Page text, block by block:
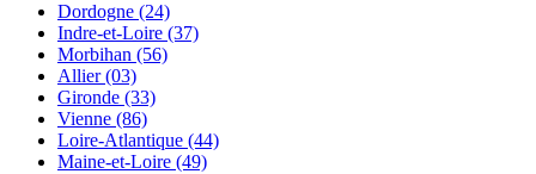
Dordogne (24)
Indre-et-Loire (37)
Morbihan (56)
Allier (03)
Gironde (33)
Vienne (86)
Loire-Atlantique (44)
Maine-et-Loire (49)